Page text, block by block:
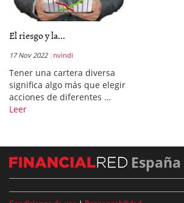
El riesgo y la...
17 Nov 2022 nvindi
Tener una cartera diversa
significa algo más que elegir
acciones de diferentes …
Leer
España